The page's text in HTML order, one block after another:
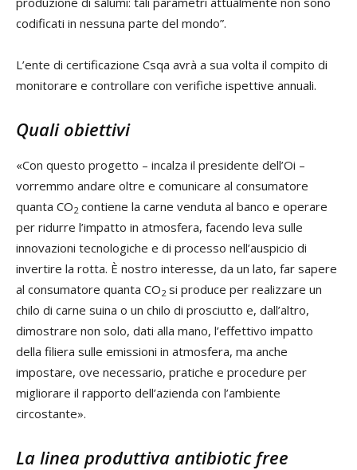
codificati in nessuna parte del mondo”.
L’ente di certificazione Csqa avrà a sua volta il compito di
monitorare e controllare con verifiche ispettive annuali.
Quali obiettivi
«Con questo progetto – incalza il presidente dell’Oi –
vorremmo andare oltre e comunicare al consumatore
quanta CO2 contiene la carne venduta al banco e operare
per ridurre l’impatto in atmosfera, facendo leva sulle
innovazioni tecnologiche e di processo nell’auspicio di
invertire la rotta. È nostro interesse, da un lato, far sapere
al consumatore quanta CO2 si produce per realizzare un
chilo di carne suina o un chilo di prosciutto e, dall’altro,
dimostrare non solo, dati alla mano, l’effettivo impatto
della filiera sulle emissioni in atmosfera, ma anche
impostare, ove necessario, pratiche e procedure per
migliorare il rapporto dell’azienda con l’ambiente
circostante».
La linea produttiva antibiotic free